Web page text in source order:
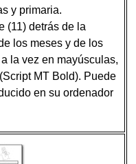
y primaria.
(11) detrás de la
los meses y de los
la vez en mayúsculas,
MT Bold). Puede
en su ordenador